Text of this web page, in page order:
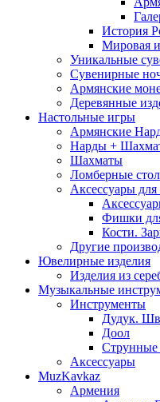
История
Мировая
Уникальные
Сувенирные
Армянские
Деревянные
Настольные игры
Армянские
Нарды +
Шахматы
Ломберные
Аксессуары для
Фишки
Кости.
Другие
Ювелирные изделия
Изделия из
Музыкальные
Инструменты
Дудук.
Доол
Струнные
Аксессуары
MuzKavkaz
Армения